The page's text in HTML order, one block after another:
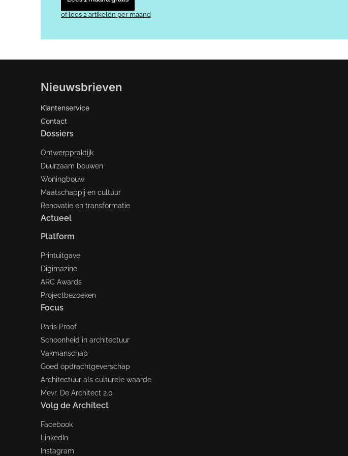
of lees 2 artikelen per maand
Nieuwsbrieven
Klantenservice
Contact
Dossiers
Ontwerppraktijk
Duurzaam bouwen
Woningbouw
Maatschappij en cultuur
Renovatie en transformatie
Actueel
Platform
Printuitgave
Digimazine
ARC Awards
Projectbezoeken
Focus
Paris Proof
Schoonheid in architectuur
Vakmanschap
Goed opdrachtgeverschap
Architectuur als culturele waarde
Mevr. De Architect 2.0
Volg de Architect
Facebook
LinkedIn
Instagram